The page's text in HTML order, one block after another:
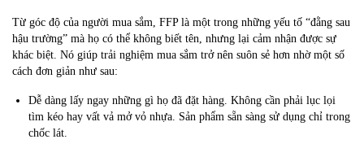
Từ góc độ của người mua sắm, FFP là một trong những yếu tố “đằng sau
hậu trường” mà họ có thể không biết tên, nhưng lại cảm nhận được sự
khác biệt. Nó giúp trải nghiệm mua sắm trở nên suôn sẻ hơn nhờ một số
cách đơn giản như sau:
Dễ dàng lấy ngay những gì họ đã đặt hàng. Không cần phải lục lọi
tìm kéo hay vất vả mở vỏ nhựa. Sản phẩm sẵn sàng sử dụng chỉ trong
chốc lát.